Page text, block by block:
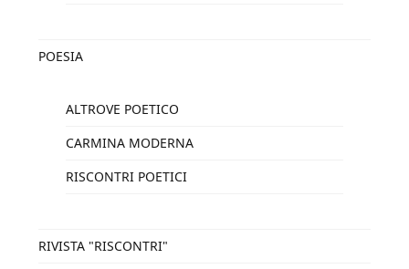
POESIA
ALTROVE POETICO
CARMINA MODERNA
RISCONTRI POETICI
RIVISTA "RISCONTRI"